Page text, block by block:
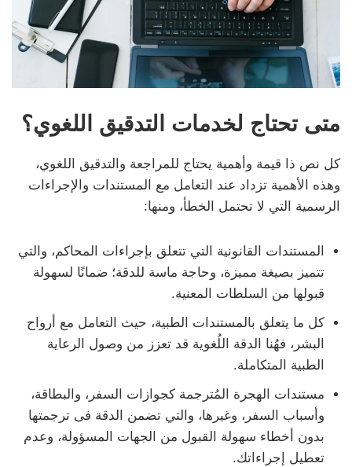
متى تحتاج لخدمات التدقيق اللغوي؟
كل نص ذا قيمة وأهمية يحتاج للمراجعة والتدقيق اللغوي،
وهذه الأهمية تزداد عند التعامل مع المستندات والإجراءات
الرسمية التي لا تحتمل الخطأ، ومنها:
المستندات القانونية التي تتعلق بإجراءات المحاكم، والتي
تتميز بصيغة مميزة، وحاجة ماسة للدقة؛ ضمانًا لسهولة
قبولها من السلطات المعنية.
كل ما يتعلق بالمستندات الطبية، حيث التعامل مع أرواح
البشر، فهُنا الدقة اللُغوية قد تعزز من وصول الرعاية
الطبية المتكاملة.
مستندات الهجرة المُترجمة كجوازات السفر، والبطاقة،
وأسباب السفر، وغيرها، والتي تضمن الدقة فى ترجمتها
بدون أخطاء سهولة القبول من الجهات المسؤولة، وعدم
تعطيل إجراءاتك.